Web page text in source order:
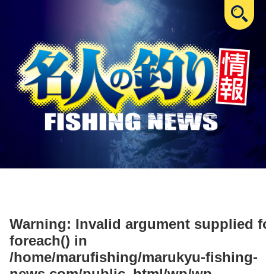
Warning: Invalid argument supplied
foreach() in
/home/marufishing/marukyu-fishing-